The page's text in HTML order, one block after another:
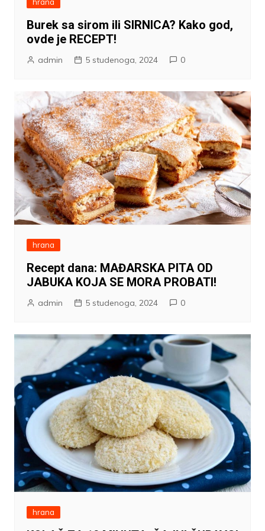
Burek sa sirom ili SIRNICA? Kako god,
ovde je RECEPT!
admin 5 studenoga, 2024 0
hrana
Recept dana: MAĐARSKA PITA OD
JABUKA KOJA SE MORA PROBATI!
admin 5 studenoga, 2024 0
hrana